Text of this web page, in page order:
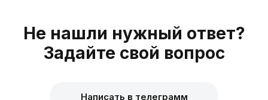
Не нашли нужный ответ?
Задайте свой вопрос
Написать в телеграмм